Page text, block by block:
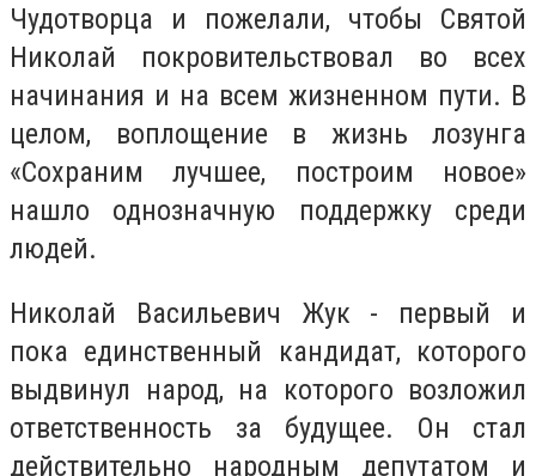
Чудотворца и пожелали, чтобы Святой
Николай покровительствовал во всех
начинания и на всем жизненном пути. В
целом, воплощение в жизнь лозунга
«Сохраним лучшее, построим новое»
нашло однозначную поддержку среди
людей.
Николай Васильевич Жук - первый и
пока единственный кандидат, которого
выдвинул народ, на которого возложил
ответственность за будущее. Он стал
действительно народным депутатом и